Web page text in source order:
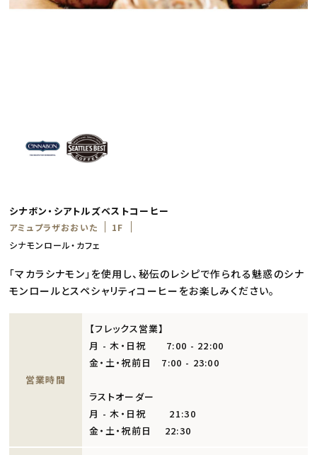
シナボン・シアトルズベストコーヒー
アミュプラザおおいた
1F
シナモンロール・カフェ
「マカラシナモン」を使用し、秘伝のレシピで作られる魅惑のシナ
モンロールとスペシャリティコーヒーをお楽しみください。
営業時間
【フレックス営業】
月 - 木・日祝 7:00 - 22:00
金・土・祝前日 7:00 - 23:00
ラストオーダー
月 - 木・日祝 21:30
金・土・祝前日 22:30